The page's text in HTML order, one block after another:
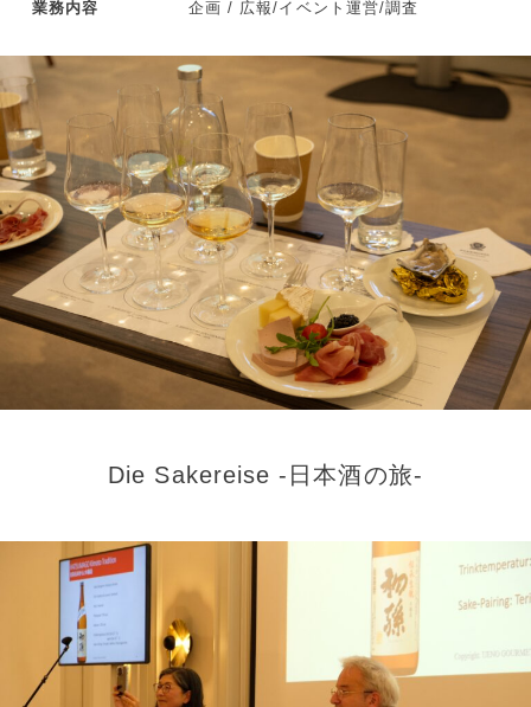
業務内容 企画 / 広報/イベント運営/調査
Die Sakereise -日本酒の旅-